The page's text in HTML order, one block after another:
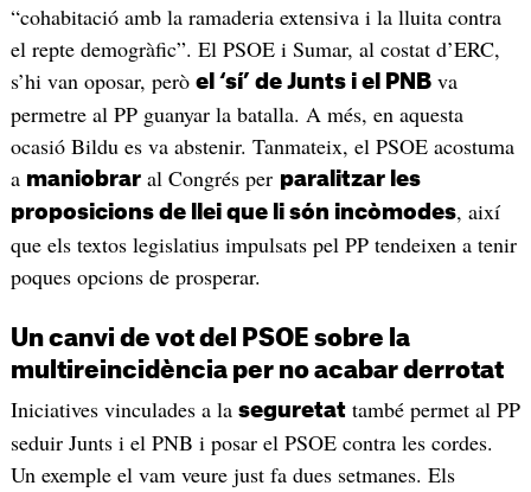
“cohabitació amb la ramaderia extensiva i la lluita contra
el repte demogràfic”. El PSOE i Sumar, al costat d’ERC,
s’hi van oposar, però el ‘sí’ de Junts i el PNBva
permetre al PP guanyar la batalla. A més, en aquesta
ocasió Bildu es va abstenir. Tanmateix, el PSOE acostuma
a maniobraral Congrés per paralitzar les
proposicions de llei que li són incòmodes, així
que els textos legislatius impulsats pel PP tendeixen a tenir
poques opcions de prosperar.
Un canvi de vot del PSOE sobre la
multireincidència per no acabar derrotat
Iniciatives vinculades a la seguretattambé permet al PP
seduir Junts i el PNB i posar el PSOE contra les cordes.
Un exemple el vam veure just fa dues setmanes. Els